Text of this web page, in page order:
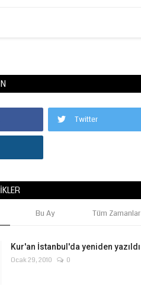
Twitter
Bu Ay Tüm Zamanlar
Kur'an İstanbul'da yeniden yazıldı
Ocak 29, 2010 0